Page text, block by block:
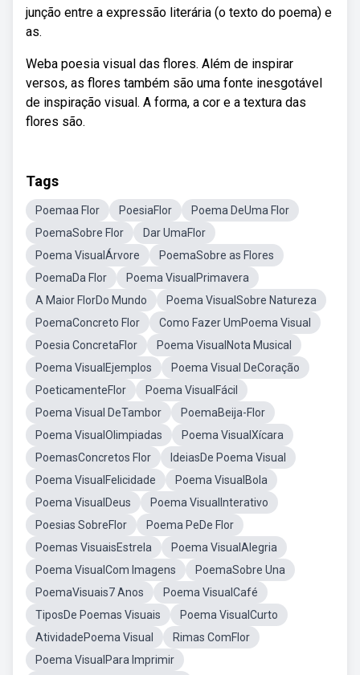
junção entre a expressão literária (o texto do poema) e
as.
Weba poesia visual das flores. Além de inspirar
versos, as flores também são uma fonte inesgotável
de inspiração visual. A forma, a cor e a textura das
flores são.
Tags
Poemaa Flor PoesiaFlor
Poema DeUma Flor
PoemaSobre Flor
Dar UmaFlor
Poema VisualÁrvore
PoemaSobre as Flores
PoemaDa Flor
Poema VisualPrimavera
A Maior FlorDo Mundo
Poema VisualSobre Natureza
PoemaConcreto Flor
Como Fazer UmPoema Visual
Poesia ConcretaFlor
Poema VisualNota Musical
Poema VisualEjemplos
Poema Visual DeCoração
PoeticamenteFlor
Poema VisualFácil
Poema Visual DeTambor
PoemaBeija-Flor
Poema VisualOlimpiadas
Poema VisualXícara
PoemasConcretos Flor
IdeiasDe Poema Visual
Poema VisualFelicidade
Poema VisualBola
Poema VisualDeus
Poema VisualInterativo
Poesias SobreFlor
Poema PeDe Flor
Poemas VisuaisEstrela
Poema VisualAlegria
Poema VisualCom Imagens
PoemaSobre Una
PoemaVisuais7 Anos
Poema VisualCafé
TiposDe Poemas Visuais
Poema VisualCurto
AtividadePoema Visual
Rimas ComFlor
Poema VisualPara Imprimir